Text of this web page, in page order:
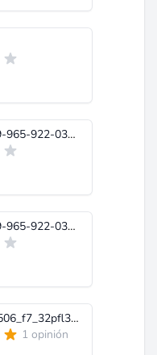
KV 21FM100 9-965-922-03_-SONY.pdf
KV 21FM100 9-965-922-03_-SONY.pdf
philips_32pfl3506_f7_32pfl3000_f8_chassis_pl11.0_sm.pdf
1 opinión